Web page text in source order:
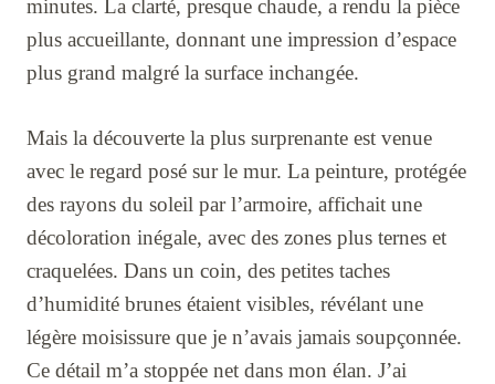
minutes. La clarté, presque chaude, a rendu la pièce
plus accueillante, donnant une impression d’espace
plus grand malgré la surface inchangée.
Mais la découverte la plus surprenante est venue
avec le regard posé sur le mur. La peinture, protégée
des rayons du soleil par l’armoire, affichait une
décoloration inégale, avec des zones plus ternes et
craquelées. Dans un coin, des petites taches
d’humidité brunes étaient visibles, révélant une
légère moisissure que je n’avais jamais soupçonnée.
Ce détail m’a stoppée net dans mon élan. J’ai